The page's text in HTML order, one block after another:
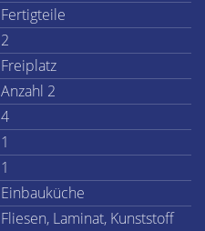
Fertigteile
2
Freiplatz
Anzahl 2
4
1
1
Einbauküche
Fliesen, Laminat, Kunststoff